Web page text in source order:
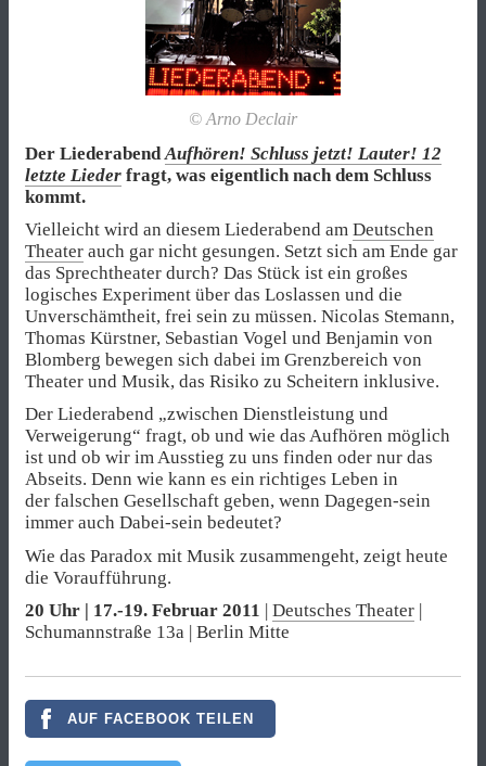
© Arno Declair
Der LiederabendAufhören! Schluss jetzt! Lauter! 12
letzte Lieder fragt, was eigentlich nach dem Schluss
kommt.
Vielleicht wird an diesem Liederabend am Deutschen
Theater auch gar nicht gesungen. Setzt sich am Ende gar
das Sprechtheater durch? Das Stück ist ein großes
logisches Experiment über das Loslassen und die
Unverschämtheit, frei sein zu müssen. Nicolas Stemann,
Thomas Kürstner, Sebastian Vogel und Benjamin von
Blomberg bewegen sich dabei im Grenzbereich von
Theater und Musik, das Risiko zu Scheitern inklusive.
Der Liederabend „zwischen Dienstleistung und
Verweigerung“ fragt, ob und wie das Aufhören möglich
ist und ob wir im Ausstieg zu uns finden oder nur das
Abseits. Denn wie kann es ein richtiges Leben in
der falschen Gesellschaft geben, wenn Dagegen-sein
immer auch Dabei-sein bedeutet?
Wie das Paradox mit Musik zusammengeht, zeigt heute
die Voraufführung.
20 Uhr | 17.-19. Februar 2011 | Deutsches Theater |
Schumannstraße 13a | Berlin Mitte
AUF FACEBOOK TEILEN